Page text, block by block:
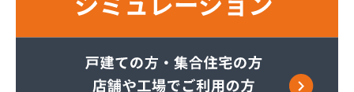
ダイネン株式会社 北九州営業所
ネットワークガスオーエス株式会社
ホ－ムガス株式会社